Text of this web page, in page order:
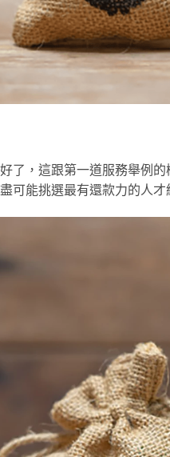
了，這跟第一道服務舉例
可能挑選最有還款力的人才